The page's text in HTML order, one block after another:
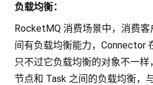
负载均衡：
RocketMQ 消费场景中，消费客
间有负载均衡能力，Connector
只不过它负载均衡的对象不一
节点和 Task 之间的负载均衡，